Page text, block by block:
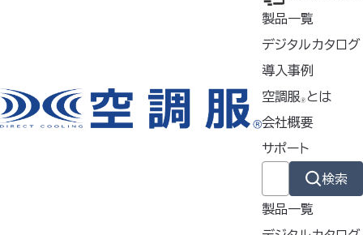
製品一覧
デジタルカタログ
導入事例
空調服🄬 とは
会社概要
サポート
検索
製品一覧